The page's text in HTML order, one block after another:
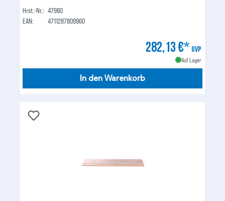
Hrst.-Nr.: 47980
EAN:
4711287809960
282,13 €* UVP
Auf Lager
In den Warenkorb